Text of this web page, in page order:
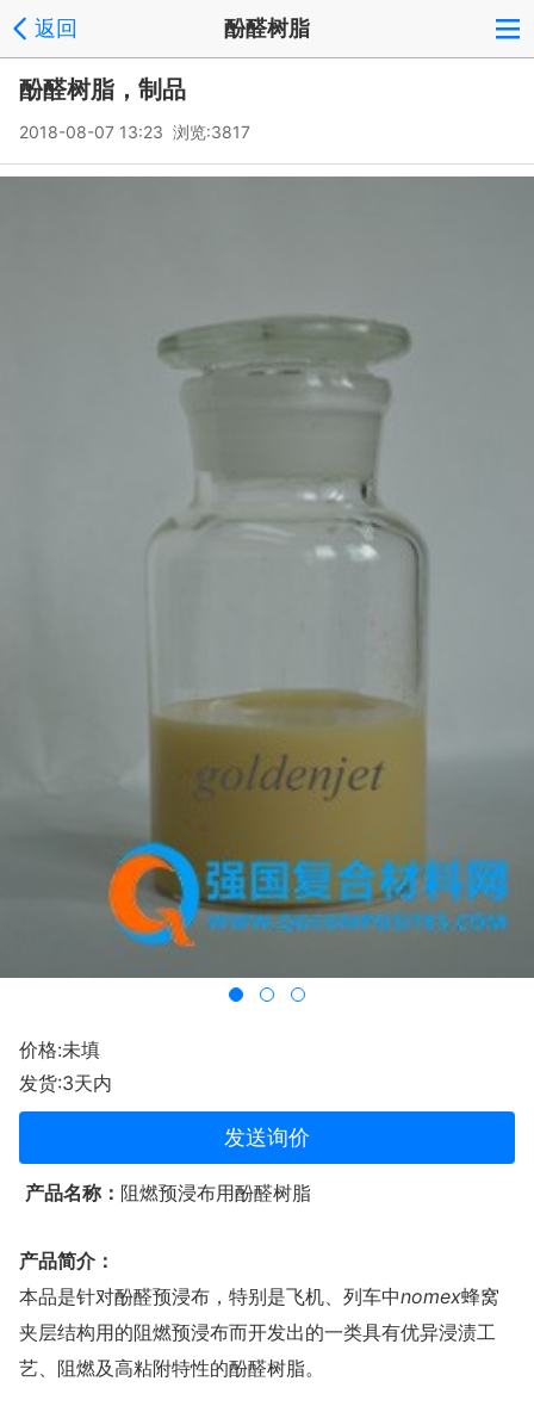
返回 酚醛树脂
酚醛树脂，制品
2018-08-07 13:23 浏览:3817
价格:未填
发货:3天内
发送询价
产品名称： 阻燃预浸布用酚醛树脂
产品简介：
本品是针对酚醛预浸布，特别是飞机、列车中nomex蜂窝
夹层结构用的阻燃预浸布而开发出的一类具有优异浸渍工
艺、阻燃及高粘附特性的酚醛树脂。